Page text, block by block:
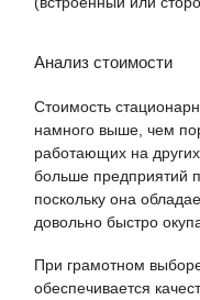
Анализ стоимости
Стоимость
намного выше, чем
работающих на
больше предприятий
поскольку она
довольно быстро
При грамотном
обеспечивается